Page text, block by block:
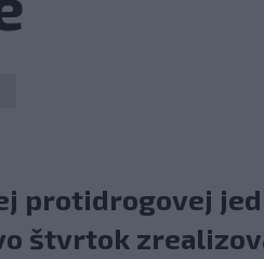
protidrogovej
štvrtok